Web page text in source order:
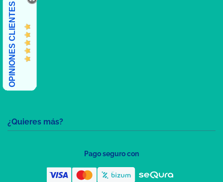
¿Quieres más?
OPINIONES CLIENTES
Pago seguro con